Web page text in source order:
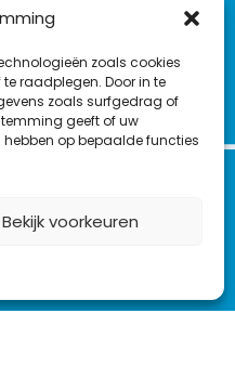
zoals cookies
raadplegen. Door in te
zoals surfgedrag of
geeft of uw
op bepaalde functies
Bekijk voorkeuren
F
a
c
o
Y
o
u
b
C
o
n
c